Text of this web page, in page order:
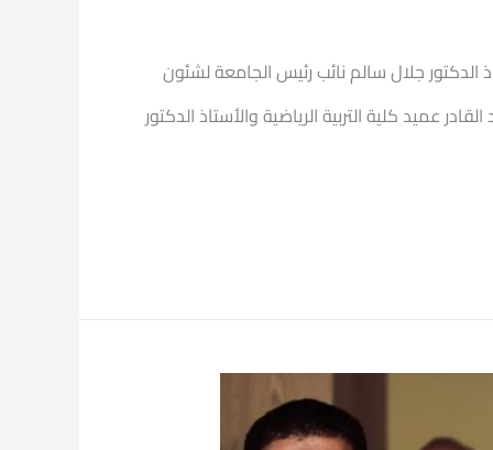
الدكتور جلال سالم نائب رئيس الجامعة لشئون
عميد كلية التربية الرياضية والأستاذ الدكتور